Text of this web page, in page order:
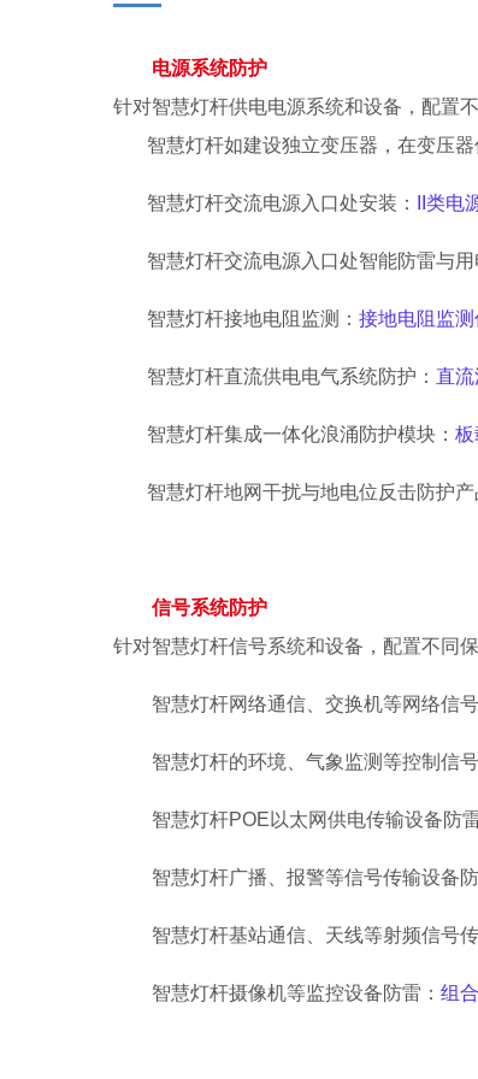
电源系统防护
针对智慧灯杆供电电源系统和设备，配置不
智慧灯杆如建设独立变压器，在变压
智慧灯杆交流电源入口处安装： II类电
智慧灯杆交流电源入口处智能防雷与用
智慧灯杆接地电阻监测：接地电阻监测
智慧灯杆直流供电电气系统防护：直
智慧灯杆集成一体化浪涌防护模块：板
智慧灯杆地网干扰与地电位反击防护产
信号系统防护
针对智慧灯杆信号系统和设备，配置不同
智慧灯杆网络通信、交换机等网络信
智慧灯杆的环境、气象监测等控制信
智慧灯杆POE以太网供电传输设备防雷
智慧灯杆广播、报警等信号传输设备
智慧灯杆基站通信、天线等射频信号
智慧灯杆摄像机等监控设备防雷：组